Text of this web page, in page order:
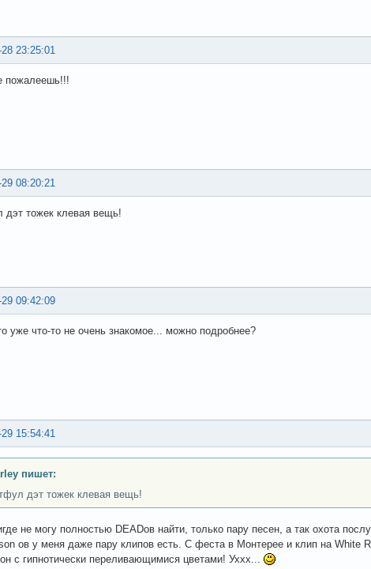
23:25:01
пожалеешь!!!
08:20:21
дэт тожек клевая вещь!
29 09:42:09
уже что-то не очень знакомое... можно подробнее?
15:54:41
пишет:
дэт тожек клевая вещь!
не могу полностью DEADов найти, только пару песен, а так охота
ов у меня даже пару клипов есть. С феста в Монтерее и клип на White
с гипнотически переливающимися цветами! Уххх...